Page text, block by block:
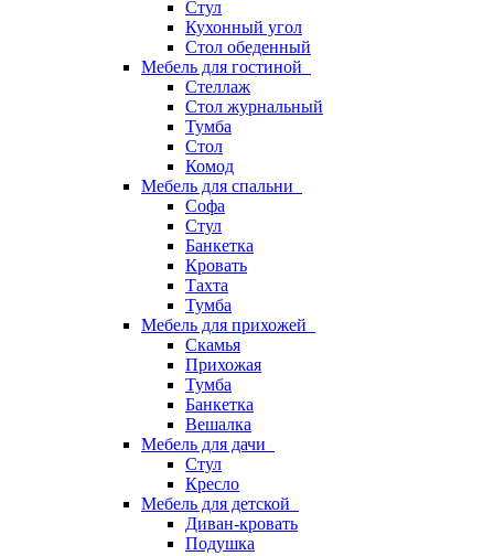
Стул
Кухонный угол
Стол обеденный
Мебель для гостиной
Стеллаж
Стол журнальный
Тумба
Стол
Комод
Мебель для спальни
Софа
Стул
Банкетка
Кровать
Тахта
Тумба
Мебель для прихожей
Скамья
Прихожая
Тумба
Банкетка
Вешалка
Мебель для дачи
Стул
Кресло
Мебель для детской
Диван-кровать
Подушка